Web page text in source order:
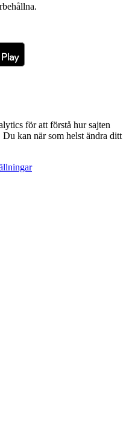
för att förstå hur sajten
kan när som helst ändra ditt